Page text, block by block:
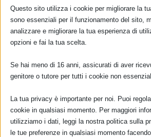
TUTTI GLI EVENTI
GRAVIDANZA
800.883300
Maggiori informazioni
Questo sito utilizza i cookie per migliorare la
sono essenziali per il funzionamento del sito,
analizzare e migliorare la tua esperienza di
opzioni e fai la tua scelta.
Se hai meno di 16 anni, assicurati di aver
genitore o tutore per tutti i cookie non
La tua privacy è importante per noi. Puoi
cookie in qualsiasi momento. Per maggiori
utilizziamo i dati, leggi la nostra politica sulla
le tue preferenze in qualsiasi momento